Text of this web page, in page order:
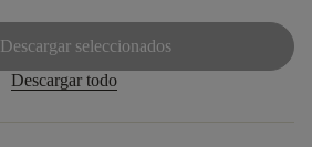
Descargar seleccionados
Descargar todo